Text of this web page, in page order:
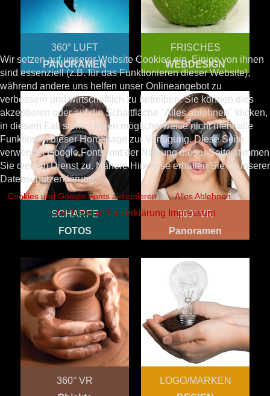
360° LUFT
PANORAMEN
FRISCHES
WEBDESIGN
SCHARFE
FOTOS
360° VR
Panoramen
360° VR
LOGO/MARKEN
Wir setzen auf unserer Website Cookies ein. Einige von ihnen
sind essenziell (z.B. für das Funktionieren dieser Website),
während andere uns helfen unser Onlineangebot zu
verbessern und wirtschaftlich zu betreiben. Sie können dies
akzeptieren oder auf die Schaltfläche "Alles ablehnen" klicken,
in diesem Fall stehen Ihnen möglicherweise nicht mehr alle
Funktionen dieser Homepage zur Verfügung. Diese Seite
verwendet Google Fonts, mit der Nutzung dieser Seite stimmen
Sie diesem Dienst zu. Nähere Hinweise erhalten Sie in unserer
Datenschutzerklärung.
Cookies und Google Fonts akzeptieren Alles Ablehnen
Zur Datenschutzerklärung Impressum